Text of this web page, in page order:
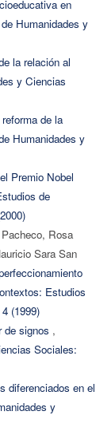
en
Humanidades y
la relación al
y Ciencias
de la
Humanidades y
Premio Nobel
de
Rosa
Sara San
Estudios
(1999)
de signos ,
Sociales:
diferenciados en el
y